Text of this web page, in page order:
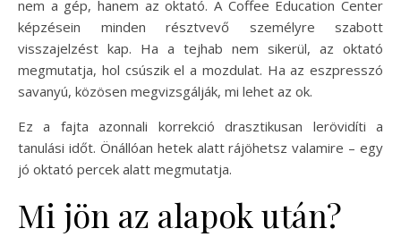
nem a gép, hanem az oktató. A Coffee Education Center
képzésein minden résztvevő személyre szabott
visszajelzést kap. Ha a tejhab nem sikerül, az oktató
megmutatja, hol csúszik el a mozdulat. Ha az eszpresszó
savanyú, közösen megvizsgálják, mi lehet az ok.
Ez a fajta azonnali korrekció drasztikusan lerövidíti a
tanulási időt. Önállóan hetek alatt rájöhetsz valamire – egy
jó oktató percek alatt megmutatja.
Mi jön az alapok után?